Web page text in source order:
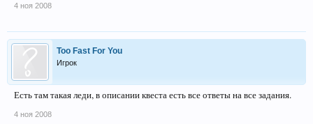
4 ноя 2008
Too Fast For You
Игрок
Есть там такая леди, в описании квеста есть все ответы на все задания.
4 ноя 2008